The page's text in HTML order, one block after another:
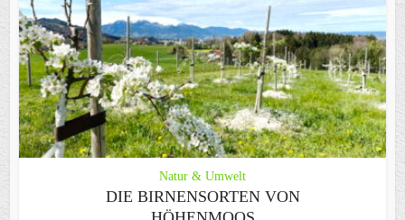
Natur & Umwelt
DIE BIRNENSORTEN VON